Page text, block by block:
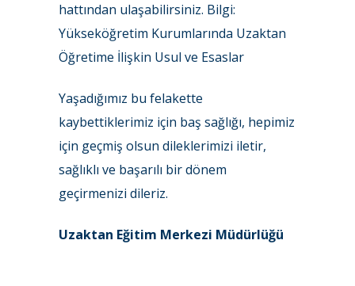
hattından ulaşabilirsiniz. Bilgi:
Yükseköğretim Kurumlarında Uzaktan
Öğretime İlişkin Usul ve Esaslar
Yaşadığımız bu felakette
kaybettiklerimiz için baş sağlığı, hepimiz
için geçmiş olsun dileklerimizi iletir,
sağlıklı ve başarılı bir dönem
geçirmenizi dileriz.
Uzaktan Eğitim Merkezi Müdürlüğü